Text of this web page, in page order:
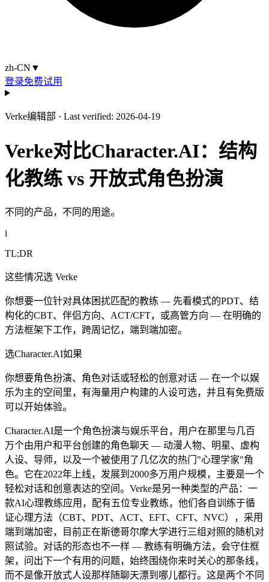
zh-CN ▼
登录免费试用
Verke编辑部 · Last verified: 2026-04-19
Verke对比Character.AI：结构
化教练 vs 开放式角色扮演
不同的产品，不同的用途。
i
TL;DR
这些情况选 Verke
你想要一位针对具体困扰匹配的教练 — 先看模式的PDT、结
构化的CBT、伴侣方向、ACT/CFT，或高管方向 — 在明确的
方法框架下工作，跨周记忆，端到端加密。
选Character.AI如果
你想要角色扮演、角色对话或轻松的创意对话 — 在一个以娱
乐为主的空间里，有海量用户构建的人设可选，并且有免费版
可以开始体验。
Character.AI是一个角色扮演与娱乐平台，用户在那里与几百
万个由用户和平台创建的角色聊天 — 动漫人物、明星、虚构
人设、导师，以及一个被使用了几亿次的热门"心理学家"角
色。它在2022年上线，发展到2000多万用户规模，主要是一个
轻松对话和创意表达的空间。Verke是另一种类型的产品：一
款AI心理教练应用，配有五位专业教练，他们各自训练于循
证心理方法（CBT、PDT、ACT、EFT、CFT、NVC），采用
端到端加密，目前正在斯德哥尔摩大学进行三组对照的随机对
照试验。对话的形态也不一样 — 教练有明确方法，会守住框
架，问出下一个有用的问题，始终围绕你来时关心的那条线，
而不是像开放式人设那样随聊天漂到哪儿都行。这是两个不同